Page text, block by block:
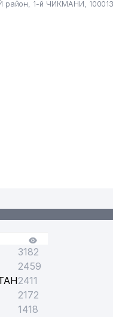
район, 1-й ЧИКМАНИ,
3182
2459
2411
2172
1418